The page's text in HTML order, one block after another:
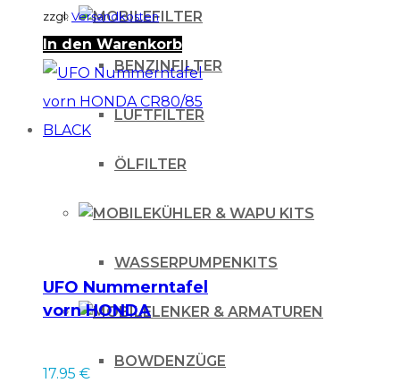
FILTER
BENZINFILTER
LUFTFILTER
ÖLFILTER
KÜHLER & WAPU KITS
WASSERPUMPENKITS
LENKER & ARMATUREN
BOWDENZÜGE
zzgl.Versandkosten
In den Warenkorb
UFO Nummerntafel
vorn HONDA
17.95 €